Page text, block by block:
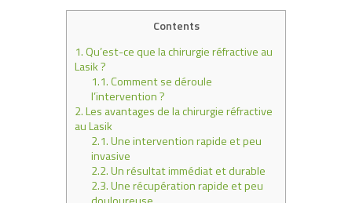
Contents
1.Qu’est-ce que la chirurgie réfractive au
Lasik ?
1.1.Comment se déroule
l’intervention ?
2.Les avantages de la chirurgie réfractive
au Lasik
2.1.Une intervention rapide et peu
invasive
2.2.Un résultat immédiat et durable
2.3.Une récupération rapide et peu